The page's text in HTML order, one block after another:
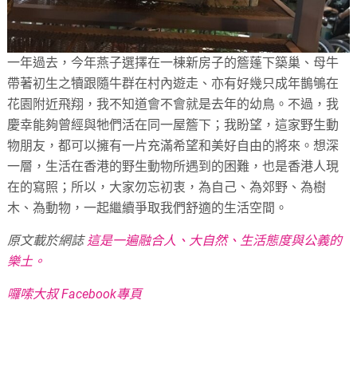
一年過去，今年燕子選擇在一棟新房子的簷蓬下築巢、母牛
帶著初生之犢跟隨牛群在村內遊走、亦有好幾只成年鵲鴝在
花園附近飛翔，我不知道會不會就是去年的幼鳥。不過，我
慶幸能夠曾經與牠們活在同一屋簷下；我盼望，這家野生動
物朋友，都可以擁有一片充滿希望和美好自由的將來。想深
一層，生活在香港的野生動物所遇到的困難，也是香港人現
在的寫照；所以，大家勿忘初衷，為自己、為郊野、為樹
木、為動物，一起繼續爭取我們舒適的生活空間。
原文載於網誌這是一遍融合人、大自然、生活態度與公義的
樂土。
囉嗦大叔 Facebook專頁